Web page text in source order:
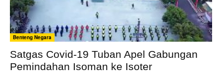
Benteng Negara
Satgas Covid-19 Tuban Apel Gabungan
Pemindahan Isoman ke Isoter